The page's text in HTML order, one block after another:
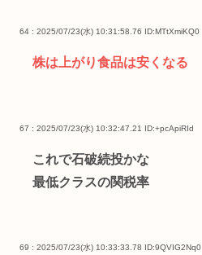
64 : 2025/07/23(水) 10:31:58.76 ID:MTtXmiKQ0
株は上がり食品は安くなる
67 : 2025/07/23(水) 10:32:47.21 ID:+pcApiRId
これで石破続投かな
最低クラスの関税率
69 : 2025/07/23(水) 10:33:33.78 ID:9QVIG2Nq0